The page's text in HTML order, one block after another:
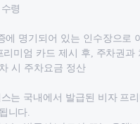
령
에 명기되어 있는 인수장으로
리미엄 카드 제시 후, 주차권과
시 주차요금 정산
는 국내에서 발급된 비자 프
니다.